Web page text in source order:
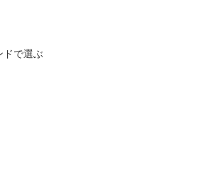
ドで選ぶ